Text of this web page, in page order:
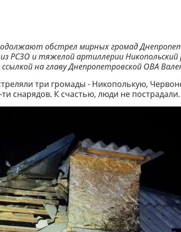
обстрел мирных громад
РСЗО и тяжелой артиллерии
на главу Днепропетровской ОВА
три громады - Никополькую,
снарядов. К счастью, люди не пострадали.